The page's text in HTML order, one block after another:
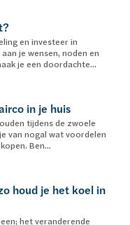
en investeer in
je wensen, noden en
je een doordachte...
in je huis
tijdens de zwoele
van nogal wat voordelen
Ben...
houd je het koel in
het veranderende